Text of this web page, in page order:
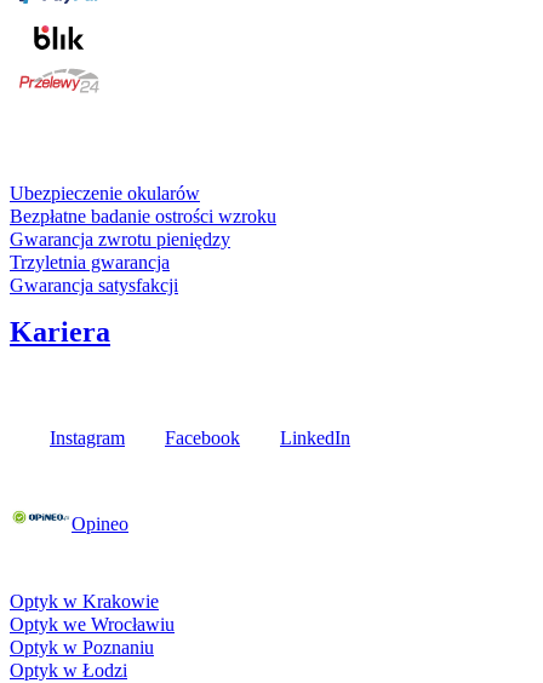
Ubezpieczenie okularów
Bezpłatne badanie ostrości wzroku
Gwarancja zwrotu pieniędzy
Trzyletnia gwarancja
Gwarancja satysfakcji
Kariera
Instagram Facebook LinkedIn
Opineo
Optyk w Krakowie
Optyk we Wrocławiu
Optyk w Poznaniu
Optyk w Łodzi